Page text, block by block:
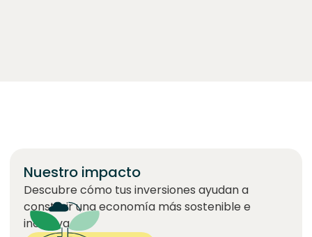
Nuestro impacto
Descubre cómo tus inversiones ayudan a
construir una economía más sostenible e
inclusiva.